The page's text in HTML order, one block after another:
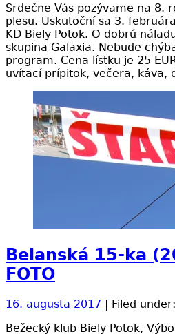
Srdečne Vás pozývame na 8.
plesu. Uskutoční sa 3.
KD Biely Potok. O dobrú
skupina Galaxia. Nebude
program. Cena lístku je 25
uvítací prípitok, večera, káva,
Belanská 15-ka
FOTO
16. augusta 2017 | Filed under:
Bežecký klub Biely Potok,